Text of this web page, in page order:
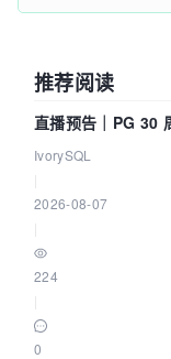
推荐阅读
直播预告｜PG 30
核——我们改得动吗
IvorySQL
2026-08-07
224
0